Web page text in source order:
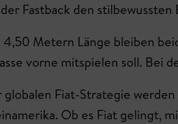
Fastback den
Metern Länge bleiben
vorne mitspielen soll. Bei
globalen Fiat-Strategie
Ob es Fiat gelingt,